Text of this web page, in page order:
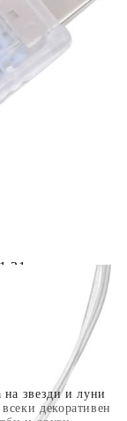
на звезди и луни
декоративен
цел.
"Добави в
изберете броя
плаща
и
тях:
на
стойност до
стойността на
сума се
За
оскъпяване. За